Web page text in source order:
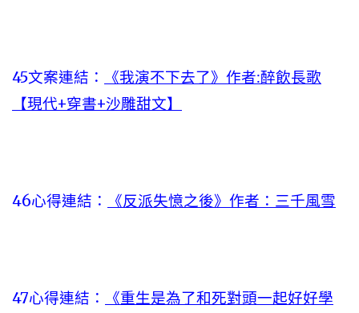
45文案連結：
《我演不下去了》作者:醉飲長歌
【現代+穿書+沙雕甜文】
46心得連結： 《反派失憶之後》作者：三千風雪
47心得連結：
《重生是為了和死對頭一起好好學